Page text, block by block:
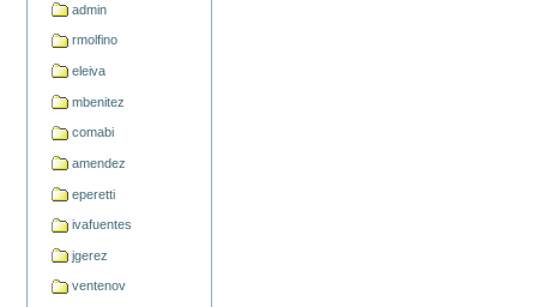
admin
rmolfino
eleiva
mbenitez
comabi
amendez
eperetti
ivafuentes
jgerez
ventenov